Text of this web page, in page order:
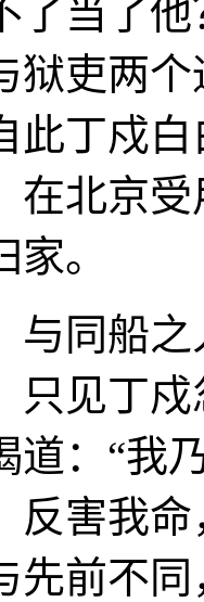
了当了
狱吏两
此丁戍
在北京
。
与同船
只见丁
道：“我
反害我
先前不